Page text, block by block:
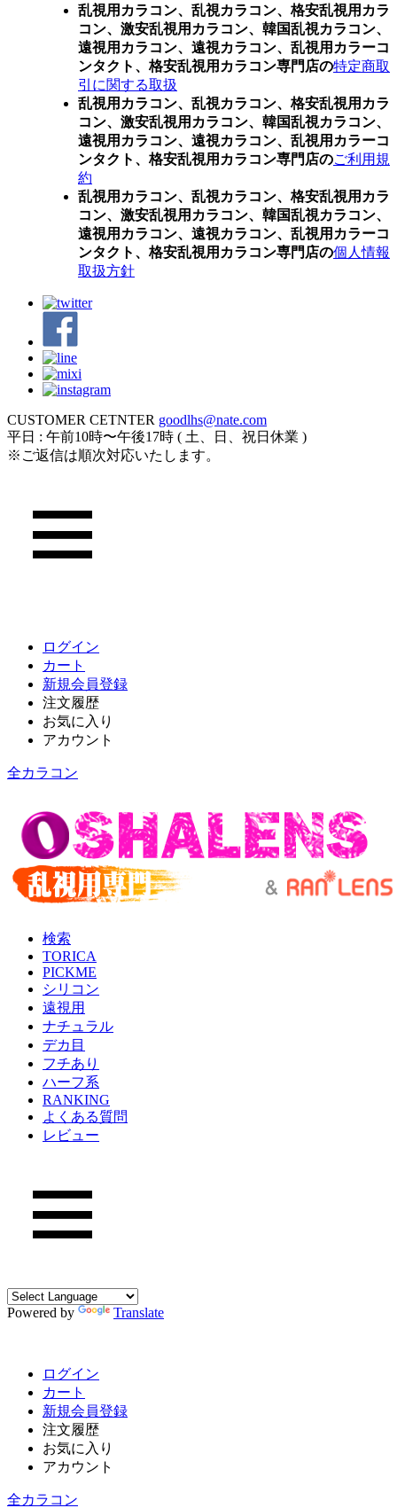
乱視用カラコン、乱視カラコン、格安乱視用カラ
コン、激安乱視用カラコン、韓国乱視カラコン、
遠視用カラコン、遠視カラコン、乱視用カラーコ
ンタクト、格安乱視用カラコン専門店の特定商取
引に関する取扱
乱視用カラコン、乱視カラコン、格安乱視用カラ
コン、激安乱視用カラコン、韓国乱視カラコン、
遠視用カラコン、遠視カラコン、乱視用カラーコ
ンタクト、格安乱視用カラコン専門店のご利用規
約
乱視用カラコン、乱視カラコン、格安乱視用カラ
コン、激安乱視用カラコン、韓国乱視カラコン、
遠視用カラコン、遠視カラコン、乱視用カラーコ
ンタクト、格安乱視用カラコン専門店の個人情報
取扱方針
CUSTOMER CETNTER goodlhs@nate.com
平日 : 午前10時〜午後17時 ( 土、日、祝日休業 )
※ご返信は順次対応いたします。
ログイン
カート
新規会員登録
注文履歴
お気に入り
アカウント
全カラコン
検索
TORICA
PICKME
シリコン
遠視用
ナチュラル
デカ目
フチあり
ハーフ系
RANKING
よくある質問
レビュー
Powered by Translate
ログイン
カート
新規会員登録
注文履歴
お気に入り
アカウント
全カラコン